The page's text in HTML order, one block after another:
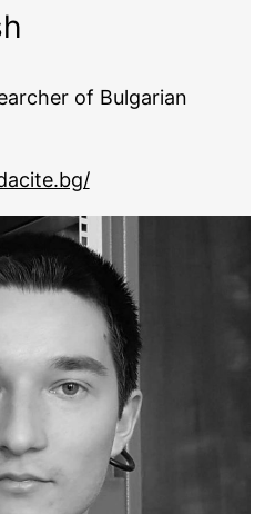
of Bulgarian